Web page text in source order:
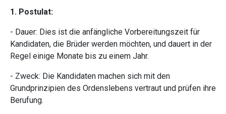
1. Postulat:
- Dauer: Dies ist die anfängliche Vorbereitungszeit für
Kandidaten, die Brüder werden möchten, und dauert in der
Regel einige Monate bis zu einem Jahr.
- Zweck: Die Kandidaten machen sich mit den
Grundprinzipien des Ordenslebens vertraut und prüfen ihre
Berufung.